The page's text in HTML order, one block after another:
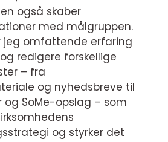
også skaber
med målgruppen.
jeg omfattende erfaring
redigere forskellige
– fra
og nyhedsbreve til
og SoMe-opslag – som
og styrker det